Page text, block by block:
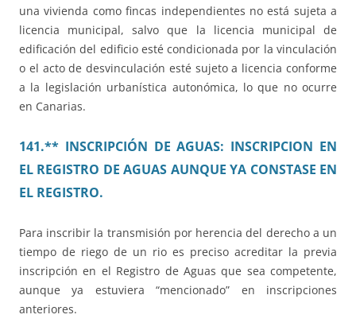
una vivienda como fincas independientes no está sujeta a
licencia municipal, salvo que la licencia municipal de
edificación del edificio esté condicionada por la vinculación
o el acto de desvinculación esté sujeto a licencia conforme
a la legislación urbanística autonómica, lo que no ocurre
en Canarias.
141.** INSCRIPCIÓN DE AGUAS: INSCRIPCION EN
EL REGISTRO DE AGUAS AUNQUE YA CONSTASE EN
EL REGISTRO.
Para inscribir la transmisión por herencia del derecho a un
tiempo de riego de un rio es preciso acreditar la previa
inscripción en el Registro de Aguas que sea competente,
aunque ya estuviera “mencionado” en inscripciones
anteriores.